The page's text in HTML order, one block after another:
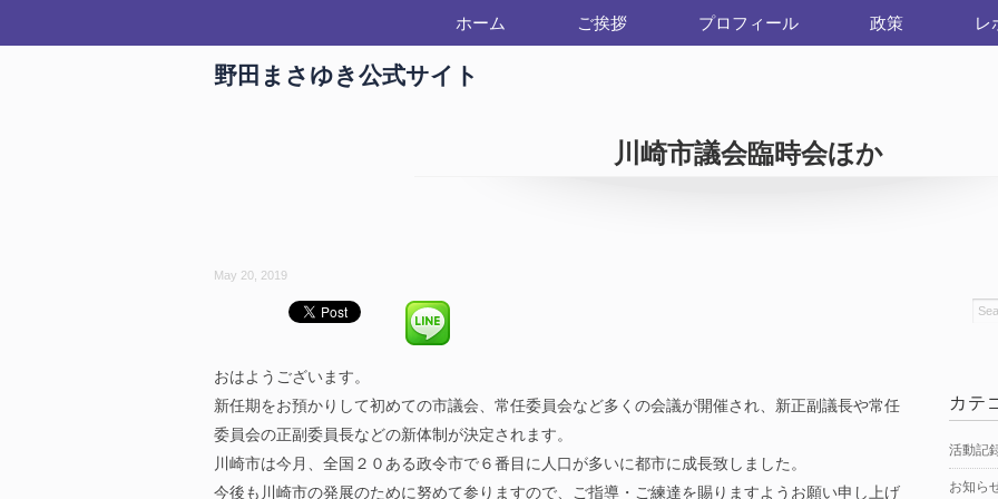
ホーム ご挨拶 プロフィール 政策 レ
野田まさゆき公式サイト
川崎市議会臨時会ほか
May 20, 2019
おはようございます。
新任期をお預かりして初めての市議会、常任委員会など多くの会議が開催され、新正副議長や常任
委員会の正副委員長などの新体制が決定されます。
川崎市は今月、全国２０ある政令市で６番目に人口が多いに都市に成長致しました。
今後も川崎市の発展のために努めて参りますので、ご指導・ご練達を賜りますようお願い申し上げ
カテ
活動記
お知ら